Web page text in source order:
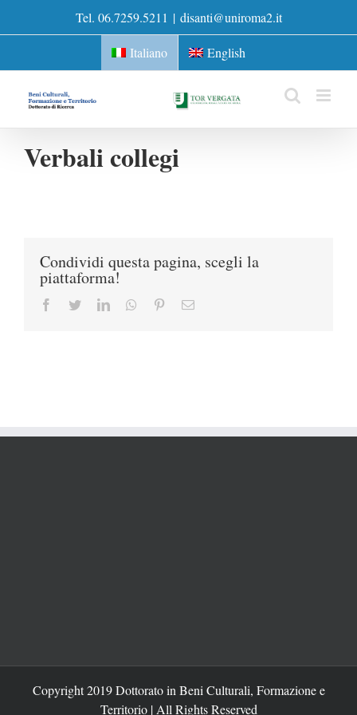
to
Tel. 06.7259.5211 | disanti@uniroma2.it
Italiano English
Verbali collegi
Condividi questa pagina, scegli la
piattaforma!
Facebook
TwitterLinkedInWhatsappPinterestEmail
Copyright 2019 Dottorato in Beni Culturali, Formazione e
Territorio | All Rights Reserved